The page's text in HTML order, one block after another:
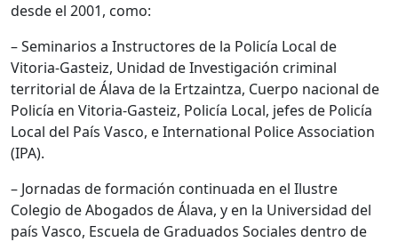
desde el 2001, como:
– Seminarios a Instructores de la Policía Local de
Vitoria-Gasteiz, Unidad de Investigación criminal
territorial de Álava de la Ertzaintza, Cuerpo nacional de
Policía en Vitoria-Gasteiz, Policía Local, jefes de Policía
Local del País Vasco, e International Police Association
(IPA).
– Jornadas de formación continuada en el Ilustre
Colegio de Abogados de Álava, y en la Universidad del
país Vasco, Escuela de Graduados Sociales dentro de